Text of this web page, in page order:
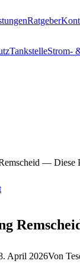
Ratgeber
TankstelleStrom-
— Diese
April 2026Von